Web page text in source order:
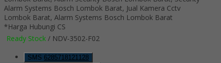
*Harga Hubungi CS
Ready Stock / NDV-3502-F02
SMS 6285718121128